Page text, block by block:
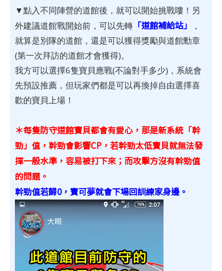
▼點入不同陣營的道館後，就可以開始挑戰嘍！另
外建議道館戰開始前，可以先轉 「道館補給站」
，
就算是別隊的道館，還是可以獲得獎勵與道館勳章
(第一次拜訪的道館才會獲得)。
我方可以選擇6隻寶貝應戰(不論對手多少)，系統會
先預設推薦，但玩家們都是可以再換掉自由選擇喜
歡的寶貝上場！
＊每隻防守道館寶貝都會有愛心，那是新系統「幹
勁」值，幹勁會影響CP，若幹勁太低寶貝就無法發
揮一般水準，容易被打下來；而攻擊方沒有幹勁值
的問題。
幹勁值若歸0，寶可夢就會下場回訓練家身邊。